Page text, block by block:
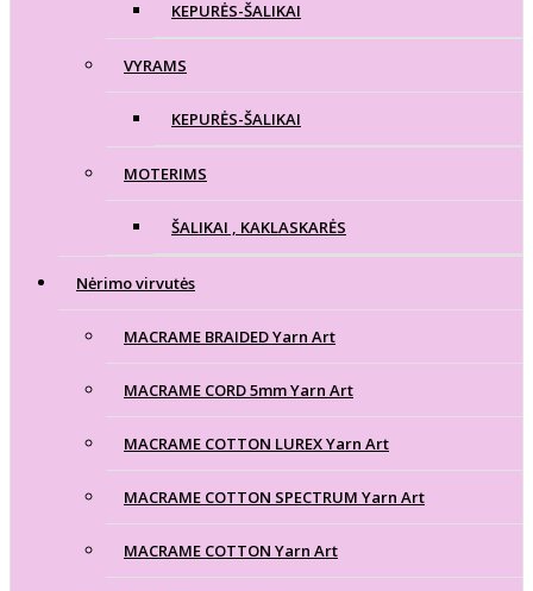
KEPURĖS-ŠALIKAI
VYRAMS
KEPURĖS-ŠALIKAI
MOTERIMS
ŠALIKAI , KAKLASKARĖS
Nėrimo virvutės
MACRAME BRAIDED Yarn Art
MACRAME CORD 5mm Yarn Art
MACRAME COTTON LUREX Yarn Art
MACRAME COTTON SPECTRUM Yarn Art
MACRAME COTTON Yarn Art